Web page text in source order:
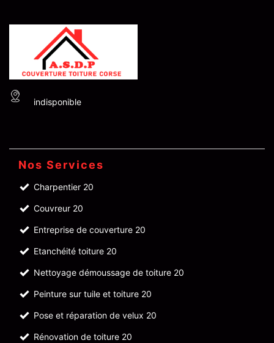
indisponible
Nos Services
Charpentier 20
Couvreur 20
Entreprise de couverture 20
Etanchéité toiture 20
Nettoyage démoussage de toiture 20
Peinture sur tuile et toiture 20
Pose et réparation de velux 20
Rénovation de toiture 20